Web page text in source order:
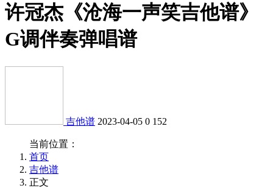
许冠杰《沧海一声笑吉他谱》
G调伴奏弹唱谱
吉他谱 2023-04-05 0 152
当前位置：
首页
吉他谱
正文